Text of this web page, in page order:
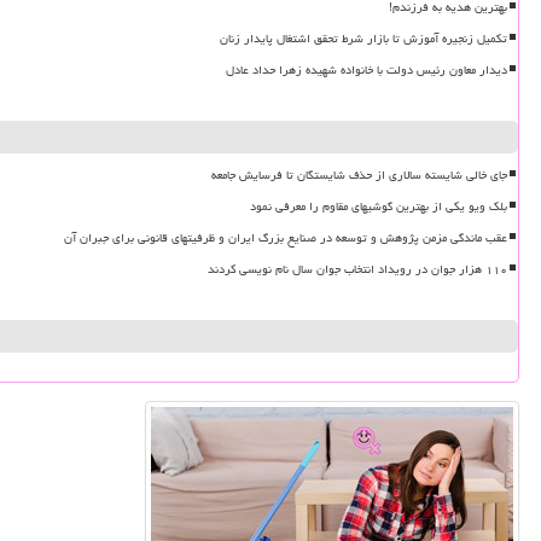
بهترین هدیه به فرزندم!
تکمیل زنجیره آموزش تا بازار شرط تحقق اشتغال پایدار زنان
دیدار معاون رئیس دولت با خانواده شهیده زهرا حداد عادل
جای خالی شایسته سالاری از حذف شایستگان تا فرسایش جامعه
بلک ویو یکی از بهترین گوشیهای مقاوم را معرفی نمود
عقب ماندگی مزمن پژوهش و توسعه در صنایع بزرگ ایران و ظرفیتهای قانونی برای جبران آن
۱۱۰ هزار جوان در رویداد انتخاب جوان سال نام نویسی کردند